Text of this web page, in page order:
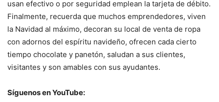
usan efectivo o por seguridad emplean la tarjeta de débito.
Finalmente, recuerda que muchos emprendedores, viven
la Navidad al máximo, decoran su local de venta de ropa
con adornos del espíritu navideño, ofrecen cada cierto
tiempo chocolate y panetón, saludan a sus clientes,
visitantes y son amables con sus ayudantes.
Síguenos en YouTube: